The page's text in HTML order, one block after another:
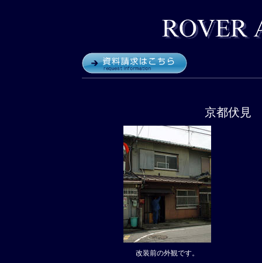
京都伏見
改装前の外観です。